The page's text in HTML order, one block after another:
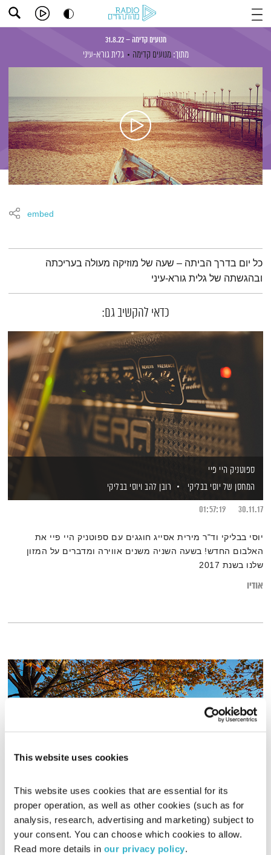
This website uses cookies
This website uses cookies that are essential for its
proper operation, as well as other cookies (such as for
analysis, research, advertising and marketing) subject to
your consent. You can choose which cookies to allow.
Read more details in our privacy policy.
מנועים קדימה – 31.8.22
מתוך: מנועים קדימה גלית גורא-עיני
embed
תמצית הפודקאסט
כל יום בדרך הביתה – שעה של מוזיקה מעולה בעריכתה
ובהגשתה של גלית גורא-עיני
כדאי להקשיב גם:
ספוטניק היי פיי
המחסן של יוסי בבליקי
רובן להב ויוסי בבליקי
30.11.17
01:57:19
יוסי בבליקי וד"ר מירית אסייג חוגגים עם ספוטניק היי פיי את
האלבום החדש! בשעה השניה משנים אווירה ומדברים על המזון
שלנו בשנת 2017
אודיו
יש מקום לכולם
ישי שכטרושלומית שרביט ברזילי
05.06.18
00:58:50